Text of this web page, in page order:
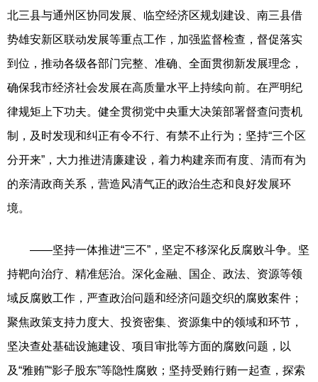
北三县与通州区协同发展、临空经济区规划建设、南三县借
势雄安新区联动发展等重点工作，加强监督检查，督促落实
到位，推动各级各部门完整、准确、全面贯彻新发展理念，
确保我市经济社会发展在高质量水平上持续向前。在严明纪
律规矩上下功夫。健全贯彻党中央重大决策部署督查问责机
制，及时发现和纠正有令不行、有禁不止行为；坚持“三个区
分开来”，大力推进清廉建设，着力构建亲而有度、清而有为
的亲清政商关系，营造风清气正的政治生态和良好发展环
境。
——坚持一体推进“三不”，坚定不移深化反腐败斗争。坚
持靶向治疗、精准惩治。深化金融、国企、政法、资源等领
域反腐败工作，严查政治问题和经济问题交织的腐败案件；
聚焦政策支持力度大、投资密集、资源集中的领域和环节，
坚决查处基础设施建设、项目审批等方面的腐败问题，以
及“雅贿”“影子股东”等隐性腐败；坚持受贿行贿一起查，探索